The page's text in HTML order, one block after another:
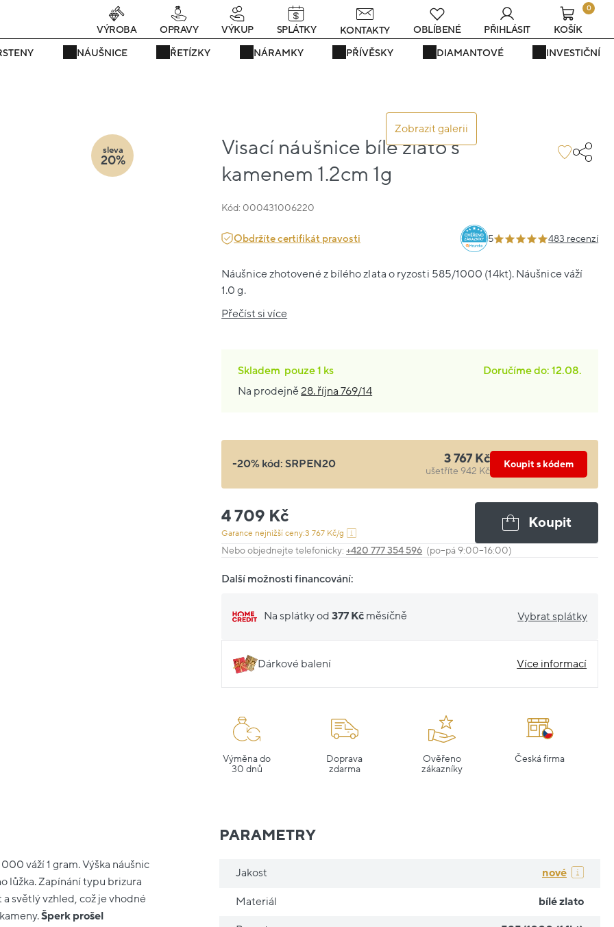
teď! - 20 % na vše! Kód: SRPEN20 23 dní : 16h : 43m : 49s
NÁUŠNICE ŘETÍZKY NÁRAMKY PŘÍVĚSKY DIAMANTOVÉ INVESTIČNÍ
VÝROBA OPRAVY VÝKUP SPLÁTKY KONTAKTY OBLÍBENÉ PŘIHLÁSIT
0
KOŠÍK
Zobrazit galerii
Visací náušnice bílé zlato s
kamenem 1.2cm 1g
Kód: 000431006220
sleva
20%
Obdržíte certifikát pravosti 5 483 recenzí
Náušnice zhotovené z bílého zlata o ryzosti 585/1000 (14kt). Náušnice váží
1.0 g.
Přečíst si více
Skladem pouze1 ks
Doručíme do: 12.08.
Na prodejně28. října 769/14
-20% kód:SRPEN20 3 767 Kč
ušetříte 942 Kč
Koupit s kódem
4 709 Kč
Garance nejnižší ceny:3 767 Kč/g
Koupit
Nebo objednejte telefonicky:+420 777 354 596 (po–pá 9:00–16:00)
Další možnosti financování:
Na splátky od377 Kč měsíčně Vybrat splátky
Dárkové balení Více informací
Výměna do
30 dnů
Doprava
zdarma
Ověřeno
zákazníky
Česká firma
váží 1 gram. Výška náušnic
lůžka. Zapínání typu brizura
světlý vzhled, což je vhodné
Šperk prošel
PARAMETRY
Jakost nové
Materiál bílé zlato